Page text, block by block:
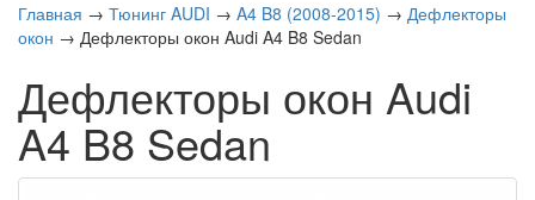
Главная → Тюнинг AUDI → A4 B8 (2008-2015) → Дефлекторы
окон → Дефлекторы окон Audi A4 B8 Sedan
Дефлекторы окон Audi
A4 B8 Sedan